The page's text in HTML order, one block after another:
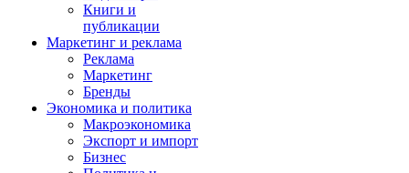
Книги и
публикации
Маркетинг и реклама
Реклама
Маркетинг
Бренды
Экономика и политика
Макроэкономика
Экспорт и импорт
Бизнес